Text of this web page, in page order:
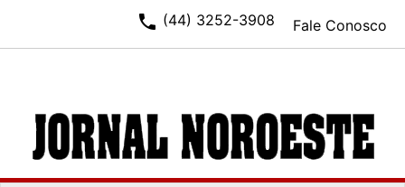
Fale Conosco
phone (44) 3252-3908